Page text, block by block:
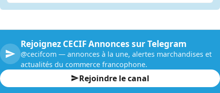
Rejoignez CECIF Annonces sur Telegram
@cecifcom — annonces à la une, alertes marchandises et
actualités du commerce francophone.
Rejoindre le canal